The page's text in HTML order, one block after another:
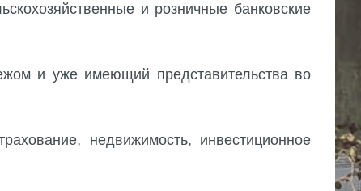
и розничные банковские
и уже имеющий представительства во
недвижимость, инвестиционное